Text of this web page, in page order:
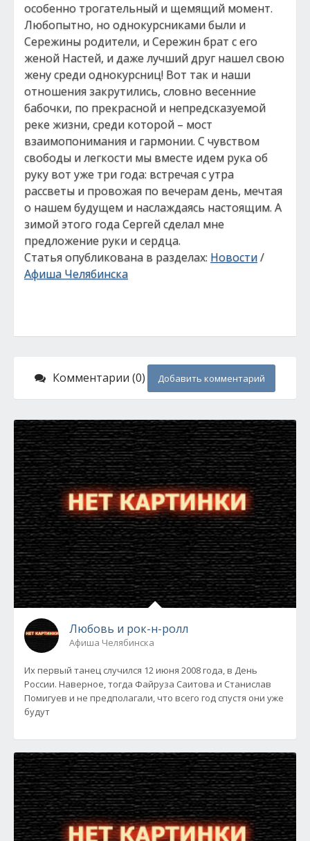
особенно трогательный и щемящий момент.
Любопытно, но однокурсниками были и
Сережины родители, и Сережин брат с его
женой Настей, и даже лучший друг нашел свою
жену среди однокурсниц! Вот так и наши
отношения закрутились, словно весенние
бабочки, по прекрасной и непредсказуемой
реке жизни, среди которой – мост
взаимопонимания и гармонии. С чувством
свободы и легкости мы вместе идем рука об
руку вот уже три года: встречая с утра
рассветы и провожая по вечерам день, мечтая
о нашем будущем и наслаждаясь настоящим. А
зимой этого года Сергей сделал мне
предложение руки и сердца.
Статья опубликована в разделах: Новости/
Афиша Челябинска
Комментарии (0) Добавить комментарий
Любовь и рок-н-ролл
Афиша Челябинска
Их первый танец случился 12 июня 2008 года, в День
России. Наверное, тогда Файруза Саитова и Станислав
Помигуев и не предполагали, что всего год спустя они уже
будут